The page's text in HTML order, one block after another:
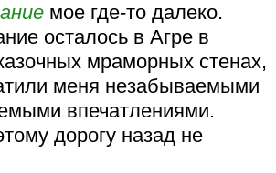
мое где-то далеко.
осталось в Агре в
мраморных стенах,
меня незабываемыми
впечатлениями.
дорогу назад не